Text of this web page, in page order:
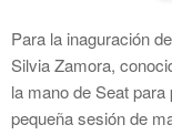
Para la inaguración
Silvia Zamora,
la mano de Seat
pequeña sesión de